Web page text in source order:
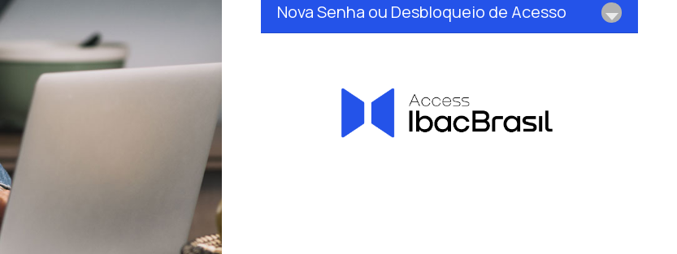
Nova Senha ou Desbloqueio de Acesso